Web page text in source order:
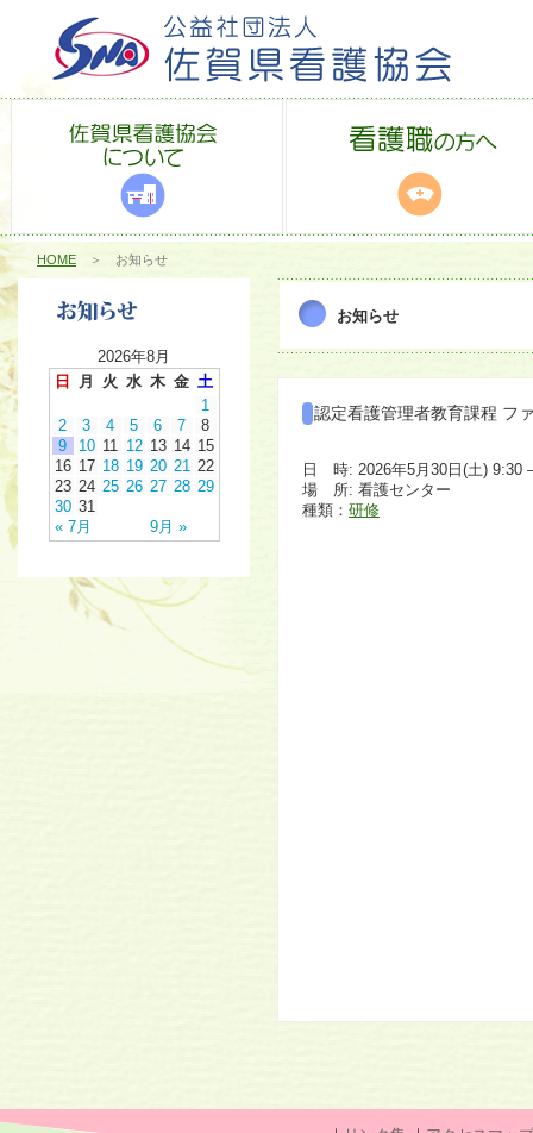
HOME ＞ お知らせ
2026年8月
日
月 火 水 木 金 土
« 7月 9月 »
1
2
3 4 5 6 7
8
9
10 11 12 13 14 15
16 17 18 19 20 21 22
23 24 25 26 27 28 29
30 31
お知らせ
認定看護管理者教育課程 フ
日 時: 2026年5月30日(土) 9:30
場 所: 看護センター
種類： 研修